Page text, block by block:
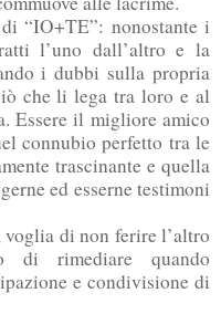
“IO+TE”: nonostante i
l’uno dall’altro e la
i dubbi sulla propria
che li lega tra loro e al
Essere il migliore amico
connubio perfetto tra le
trascinante e quella
ed esserne testimoni
di non ferire l’altro
di rimediare quando
e condivisione di